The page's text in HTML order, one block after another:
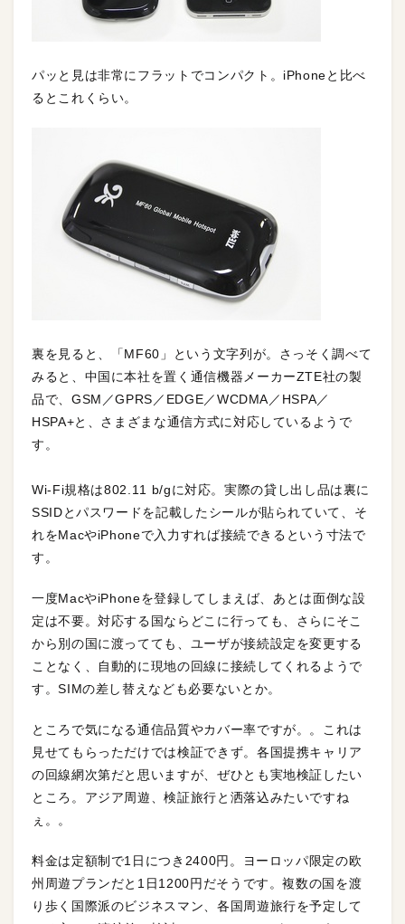
パッと見は非常にフラットでコンパクト。iPhoneと比べ
るとこれくらい。
裏を見ると、「MF60」という文字列が。さっそく調べて
みると、中国に本社を置く通信機器メーカーZTE社の製
品で、GSM／GPRS／EDGE／WCDMA／HSPA／
HSPA+と、さまざまな通信方式に対応しているようで
す。
Wi-Fi規格は802.11 b/gに対応。実際の貸し出し品は裏に
SSIDとパスワードを記載したシールが貼られていて、そ
れをMacやiPhoneで入力すれば接続できるという寸法で
す。
一度MacやiPhoneを登録してしまえば、あとは面倒な設
定は不要。対応する国ならどこに行っても、さらにそこ
から別の国に渡ってても、ユーザが接続設定を変更する
ことなく、自動的に現地の回線に接続してくれるようで
す。SIMの差し替えなども必要ないとか。
ところで気になる通信品質やカバー率ですが。。これは
見せてもらっただけでは検証できず。各国提携キャリア
の回線網次第だと思いますが、ぜひとも実地検証したい
ところ。アジア周遊、検証旅行と洒落込みたいですね
ぇ。。
料金は定額制で1日につき2400円。ヨーロッパ限定の欧
州周遊プランだと1日1200円だそうです。複数の国を渡
り歩く国際派のビジネスマン、各国周遊旅行を予定して